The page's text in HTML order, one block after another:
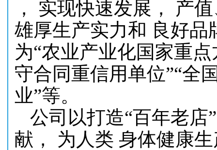
， 实现快速发展， 产
雄厚生产实力和 良好品
为“农业产业化国家重
守合同重信用单位”“全
业”等。
公司以打造“百年老店
献， 为人类 身体健康